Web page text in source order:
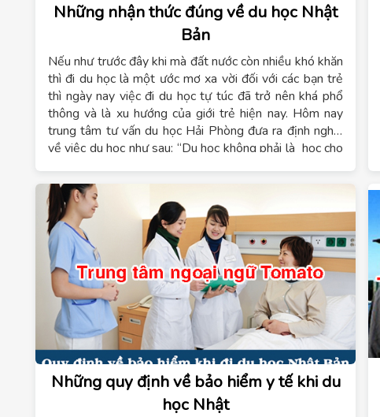
Những nhận thức đúng về du học Nhật
Bản
Nếu như trước đây khi mà đất nước còn nhiều khó khăn
thì đi du học là một ước mơ xa vời đối với các bạn trẻ
thì ngày nay việc đi du học tự túc đã trở nên khá phổ
thông và là xu hướng của giới trẻ hiện nay. Hôm nay
trung tâm tư vấn du học Hải Phòng đưa ra định nghĩa
về việc du học như sau: “Du học không phải là học cho
bổ sung kiến thức và môi trường đào tạo mà trường
lớp trong nước còn thiếu hoặc yếu kém”.
Những quy định về bảo hiểm y tế khi du
học Nhật